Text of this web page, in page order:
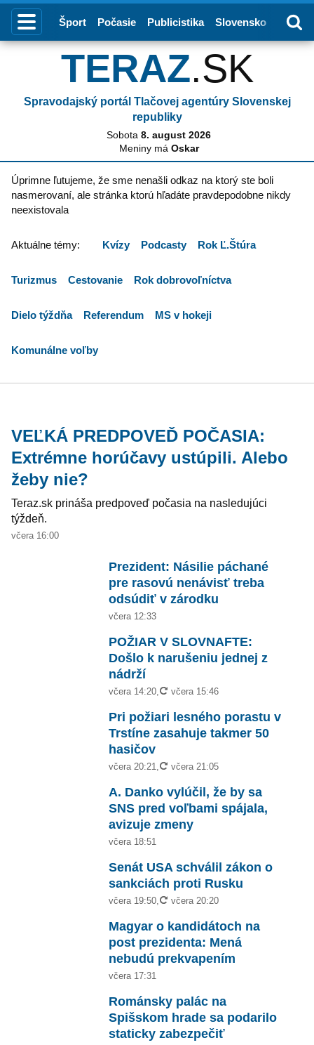
Index
Šport Počasie Publicistika Slovensko
TERAZ.SK
Spravodajský portál Tlačovej agentúry Slovenskej
republiky
Sobota 8. august 2026
Meniny má Oskar
Úprimne ľutujeme, že sme nenašli odkaz na ktorý ste boli
nasmerovaní, ale stránka ktorú hľadáte pravdepodobne nikdy
neexistovala
Aktuálne témy: Kvízy Podcasty Rok Ľ.Štúra
Turizmus Cestovanie Rok dobrovoľníctva
Dielo týždňa Referendum MS v hokeji
Komunálne voľby
VEĽKÁ PREDPOVEĎ POČASIA:
Extrémne horúčavy ustúpili. Alebo
žeby nie?
Teraz.sk prináša predpoveď počasia na nasledujúci
týždeň.
včera 16:00
Prezident: Násilie páchané
pre rasovú nenávisť treba
odsúdiť v zárodku
včera 12:33
POŽIAR V SLOVNAFTE:
Došlo k narušeniu jednej z
nádrží
včera 14:20, aktualizované
včera 15:46
Pri požiari lesného porastu v
Trstíne zasahuje takmer 50
hasičov
včera 20:21, aktualizované
včera 21:05
A. Danko vylúčil, že by sa
SNS pred voľbami spájala,
avizuje zmeny
včera 18:51
Senát USA schválil zákon o
sankciách proti Rusku
včera 19:50, aktualizované
včera 20:20
Magyar o kandidátoch na
post prezidenta: Mená
nebudú prekvapením
včera 17:31
Románsky palác na
Spišskom hrade sa podarilo
staticky zabezpečiť